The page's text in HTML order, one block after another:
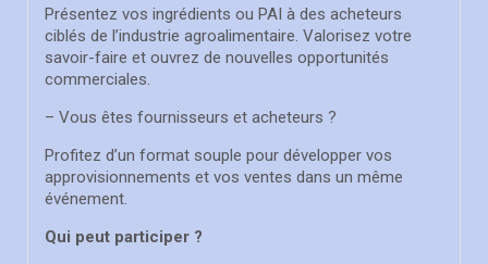
Présentez vos ingrédients ou PAI à des acheteurs
ciblés de l’industrie agroalimentaire. Valorisez votre
savoir-faire et ouvrez de nouvelles opportunités
commerciales.
– Vous êtes fournisseurs et acheteurs ?
Profitez d’un format souple pour développer vos
approvisionnements et vos ventes dans un même
événement.
Qui peut participer ?